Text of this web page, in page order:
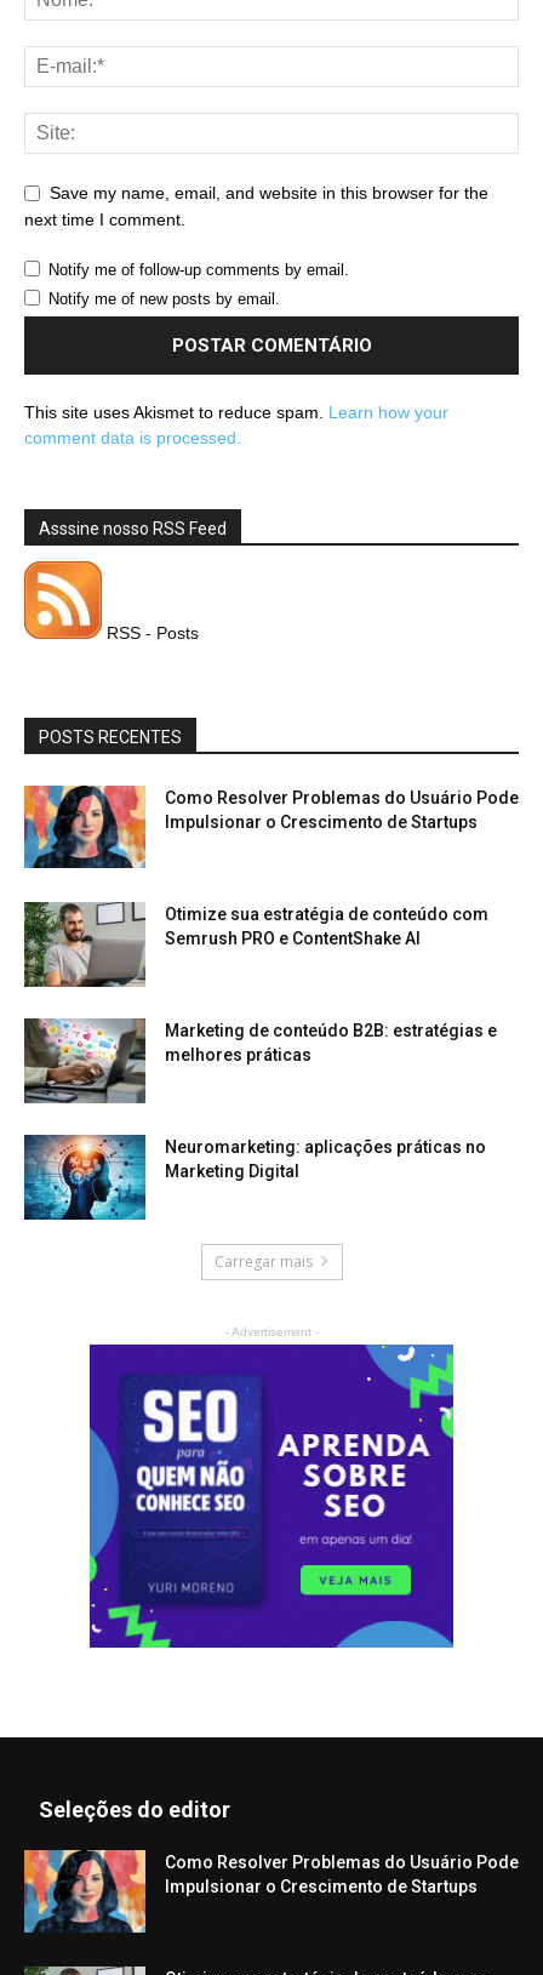
Save my name, email, and website in this browser for the
next time I comment.
Notify me of follow-up comments by email.
Notify me of new posts by email.
This site uses Akismet to reduce spam. Learn how your
comment data is processed.
Asssine nosso RSS Feed
RSS - Posts
POSTS RECENTES
Como Resolver Problemas do Usuário Pode
Impulsionar o Crescimento de Startups
Otimize sua estratégia de conteúdo com
Semrush PRO e ContentShake AI
Marketing de conteúdo B2B: estratégias e
melhores práticas
Neuromarketing: aplicações práticas no
Marketing Digital
Carregar mais
- Advertisement -
Seleções do editor
Como Resolver Problemas do Usuário Pode
Impulsionar o Crescimento de Startups